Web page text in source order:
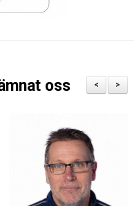
>
<
oss